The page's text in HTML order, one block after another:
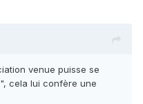
venue puisse se
cela lui confère une